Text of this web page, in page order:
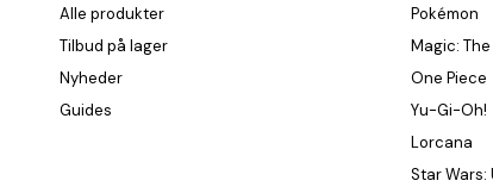
Alle produkter
Tilbud på lager
Nyheder
Guides
Pokémon
Magic:
One Piece
Yu-Gi-Oh!
Lorcana
Star Wars: